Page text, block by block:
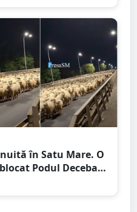
în Satu Mare. O
Podul Decebal.